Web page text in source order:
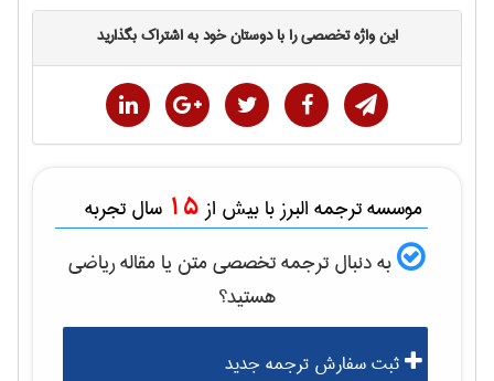
این واژه تخصصی را با دوستان خود به اشتراک بگذارید
موسسه ترجمه البرز با بیش از 15 سال تجربه
به دنبال ترجمه تخصصی متن یا مقالهرياضی
هستید؟
ثبت سفارش ترجمه جدید